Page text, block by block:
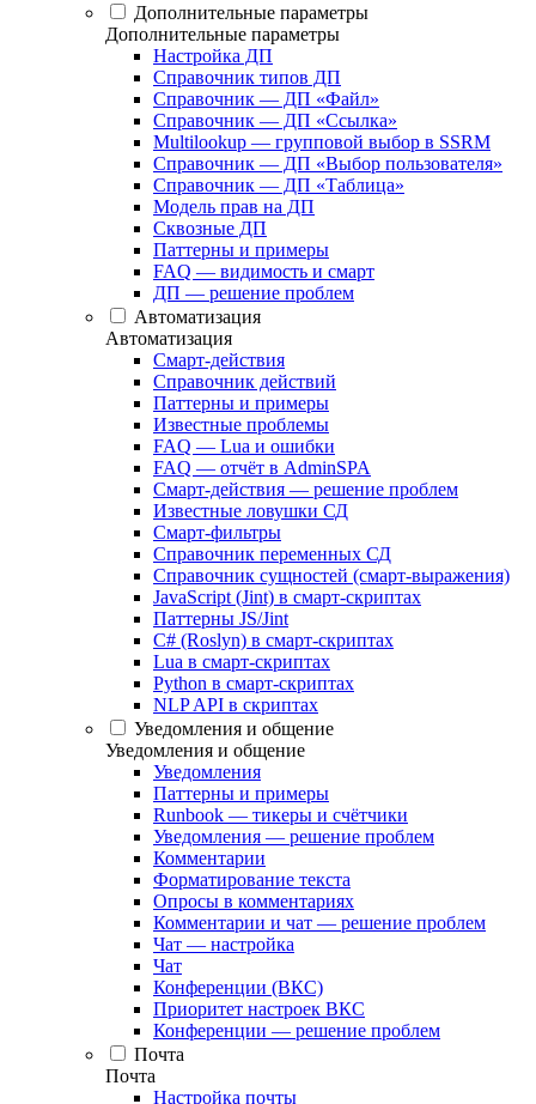
Дополнительные параметры
Дополнительные параметры
Настройка ДП
Справочник типов ДП
Справочник — ДП «Файл»
Справочник — ДП «Ссылка»
Multilookup — групповой выбор в SSRM
Справочник — ДП «Выбор пользователя»
Справочник — ДП «Таблица»
Модель прав на ДП
Сквозные ДП
Паттерны и примеры
FAQ — видимость и смарт
ДП — решение проблем
Автоматизация
Автоматизация
Смарт-действия
Справочник действий
Паттерны и примеры
Известные проблемы
FAQ — Lua и ошибки
FAQ — отчёт в AdminSPA
Смарт-действия — решение проблем
Известные ловушки СД
Смарт-фильтры
Справочник переменных СД
Справочник сущностей (смарт-выражения)
JavaScript (Jint) в смарт-скриптах
Паттерны JS/Jint
C# (Roslyn) в смарт-скриптах
Lua в смарт-скриптах
Python в смарт-скриптах
NLP API в скриптах
Уведомления и общение
Уведомления и общение
Уведомления
Паттерны и примеры
Runbook — тикеры и счётчики
Уведомления — решение проблем
Комментарии
Форматирование текста
Опросы в комментариях
Комментарии и чат — решение проблем
Чат — настройка
Чат
Конференции (ВКС)
Приоритет настроек ВКС
Конференции — решение проблем
Почта
Почта
Настройка почты